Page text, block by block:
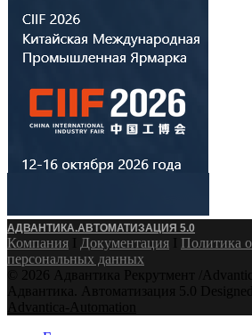
АДВАНТИКА.АВТОМАТИЗАЦИЯ 5.0
Компания Ӏ Документация Ӏ Политика
персональных данных
© 2026 Адвантика Рекрутмент /
Адвантика. Автоматизация 5.0
Advantica-Automation